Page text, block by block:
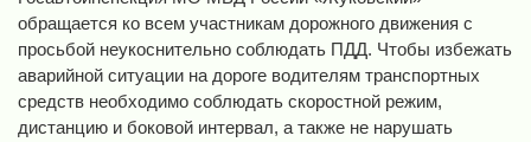
обращается ко всем участникам дорожного движения с
просьбой неукоснительно соблюдать ПДД. Чтобы избежать
аварийной ситуации на дороге водителям транспортных
средств необходимо соблюдать скоростной режим,
дистанцию и боковой интервал, а также не нарушать